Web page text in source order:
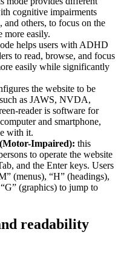
cognitive impairments
others, to focus on the
more easily.
helps users with ADHD
to read, browse, and focus
easily while significantly
the website to be
as JAWS, NVDA,
reader is software for
and smartphone,
with it.
Impaired): this
to operate the website
and the Enter keys. Users
(menus), “H” (headings),
(graphics) to jump to
readability